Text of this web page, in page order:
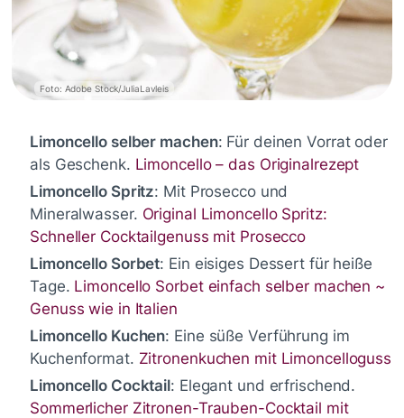
Foto: Adobe Stock/JuliaLavleis
Limoncello selber machen: Für deinen Vorrat oder
als Geschenk. Limoncello – das Originalrezept
Limoncello Spritz: Mit Prosecco und
Mineralwasser. Original Limoncello Spritz:
Schneller Cocktailgenuss mit Prosecco
Limoncello Sorbet: Ein eisiges Dessert für heiße
Tage. Limoncello Sorbet einfach selber machen ~
Genuss wie in Italien
Limoncello Kuchen: Eine süße Verführung im
Kuchenformat. Zitronenkuchen mit Limoncelloguss
Limoncello Cocktail: Elegant und erfrischend.
Sommerlicher Zitronen-Trauben-Cocktail mit